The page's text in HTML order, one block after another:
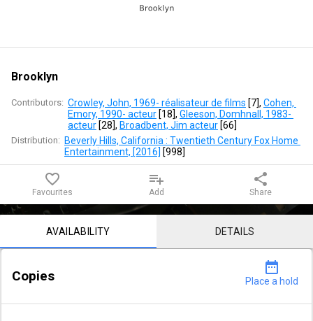
Brooklyn
Contributors: Crowley, John, 1969- réalisateur de films [7], Cohen,
Emory, 1990- acteur [18], Gleeson, Domhnall, 1983-
acteur [28], Broadbent, Jim acteur [66]
Distribution: Beverly Hills, California : Twentieth Century Fox Home
Entertainment, [2016] [998]
favorite_border
Favourites
playlist_add
Add
share
Share
Notice content
AVAILABILITY DETAILS
Copies
date_range
Place a hold